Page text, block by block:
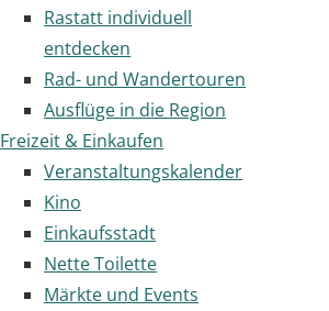
Rastatt individuell
entdecken
Rad- und Wandertouren
Ausflüge in die Region
Freizeit & Einkaufen
Veranstaltungskalender
Kino
Einkaufsstadt
Nette Toilette
Märkte und Events